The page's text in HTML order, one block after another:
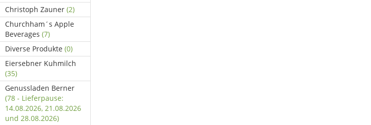
Christoph Zauner (2)
Churchham´s Apple
Beverages (7)
Diverse Produkte (0)
Eiersebner Kuhmilch
(35)
Genussladen Berner
(78 - Lieferpause:
14.08.2026, 21.08.2026
und 28.08.2026)